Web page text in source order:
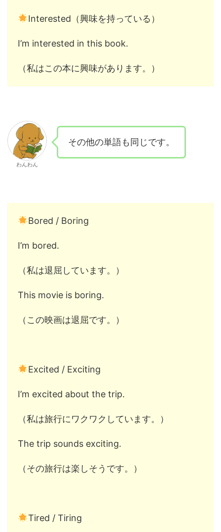
Interested（興味を持っている）
I’m interested in this book.
（私はこの本に興味があります。）
わんわん
その他の単語も同じです。
Bored / Boring
I’m bored.
（私は退屈しています。）
This movie is boring.
（この映画は退屈です。）
Excited / Exciting
I’m excited about the trip.
（私は旅行にワクワクしています。）
The trip sounds exciting.
（その旅行は楽しそうです。）
Tired / Tiring